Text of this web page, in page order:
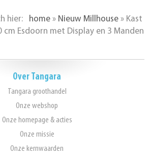
hier: home » Nieuw Millhouse » Kast
cm Esdoorn met Display en 3 Manden
Over Tangara
Tangara groothandel
Onze webshop
Onze homepage & acties
Onze missie
Onze kernwaarden